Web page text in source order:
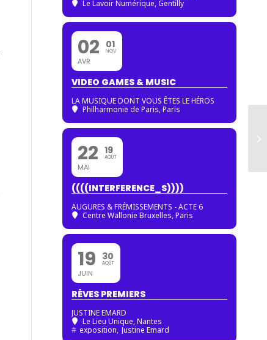
Le Lavoir Numérique, Gentilly
02
AVR
01
NOV
VIDEO GAMES & MUSIC
LA MUSIQUE DONT VOUS ÊTES LE HÉROS
Philharmonie de Paris, Paris
22
MAI
19
AOÛT
((((INTERFERENCE_S))))
AUGURES & FRÉMISSEMENTS - ACTE 6
Centre Wallonie Bruxelles, Paris
19
JUIN
30
AOÛT
RÊVES PREMIERS
JUSTINE EMARD
Le Lieu Unique, Nantes
# exposition, Justine Emard